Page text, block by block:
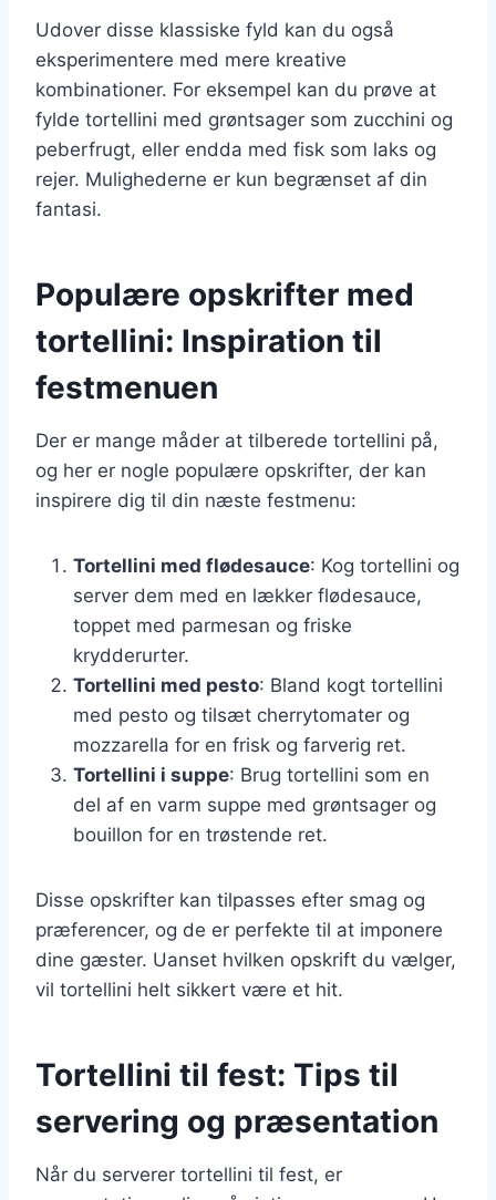
Udover disse klassiske fyld kan du også
eksperimentere med mere kreative
kombinationer. For eksempel kan du prøve at
fylde tortellini med grøntsager som zucchini og
peberfrugt, eller endda med fisk som laks og
rejer. Mulighederne er kun begrænset af din
fantasi.
Populære opskrifter med
tortellini: Inspiration til
festmenuen
Der er mange måder at tilberede tortellini på,
og her er nogle populære opskrifter, der kan
inspirere dig til din næste festmenu:
Tortellini med flødesauce: Kog tortellini og
server dem med en lækker flødesauce,
toppet med parmesan og friske
krydderurter.
Tortellini med pesto: Bland kogt tortellini
med pesto og tilsæt cherrytomater og
mozzarella for en frisk og farverig ret.
Tortellini i suppe: Brug tortellini som en
del af en varm suppe med grøntsager og
bouillon for en trøstende ret.
Disse opskrifter kan tilpasses efter smag og
præferencer, og de er perfekte til at imponere
dine gæster. Uanset hvilken opskrift du vælger,
vil tortellini helt sikkert være et hit.
Tortellini til fest: Tips til
servering og præsentation
Når du serverer tortellini til fest, er